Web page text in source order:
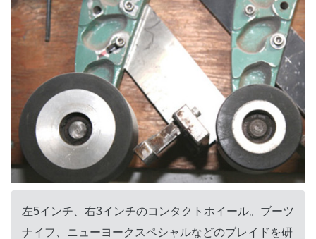
左5インチ、右3インチのコンタクトホイール。ブーツ
ナイフ、ニューヨークスペシャルなどのブレイドを研